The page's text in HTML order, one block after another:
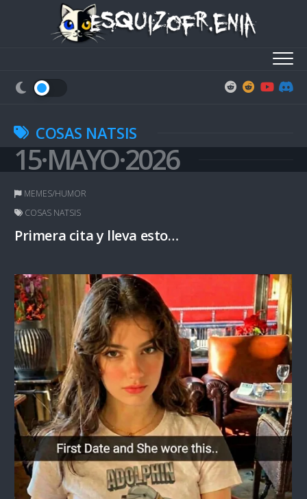
COSAS NATSIS
15·MAYO·2026
MEMES/HUMOR
COSAS NATSIS
Primera cita y lleva esto…